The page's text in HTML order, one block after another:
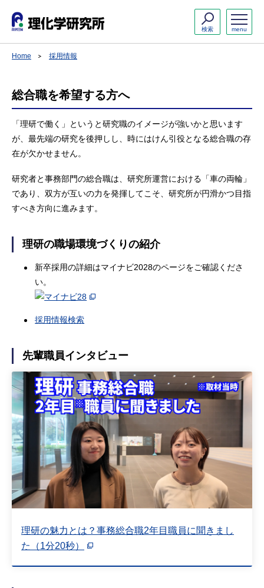
menu
検索
Home 採用情報
総合職を希望する方へ
「理研で働く」というと研究職のイメージが強いかと思います
が、最先端の研究を後押しし、時にはけん引役となる総合職の存
在が欠かせません。
研究者と事務部門の総合職は、研究所運営における「車の両輪」
であり、双方が互いの力を発揮してこそ、研究所が円滑かつ目指
すべき方向に進みます。
理研の職場環境づくりの紹介
新卒採用の詳細はマイナビ2028のページをご確認くださ
い。
採用情報検索
先輩職員インタビュー
理研の魅力とは？事務総合職2年目職員に聞きまし
た（1分20秒）